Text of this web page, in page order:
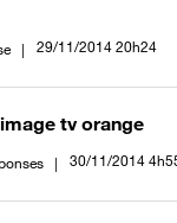
‎29/11/2014 20h24
tv orange
‎30/11/2014